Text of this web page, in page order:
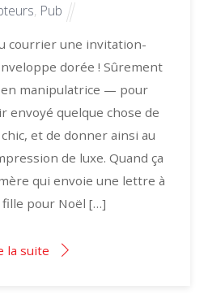
, Pub
courrier une invitation-
dorée ! Sûrement
manipulatrice — pour
envoyé quelque chose de
et de donner ainsi au
de luxe. Quand ça
qui envoie une lettre à
pour Noël […]
la suite